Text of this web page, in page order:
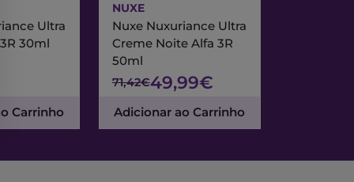
Ultra
30ml
Carrinho
NUXE
Nuxe Nuxuriance Ultra
Creme Noite Alfa 3R
50ml
71,42€49,99€
Adicionar ao Carrinho